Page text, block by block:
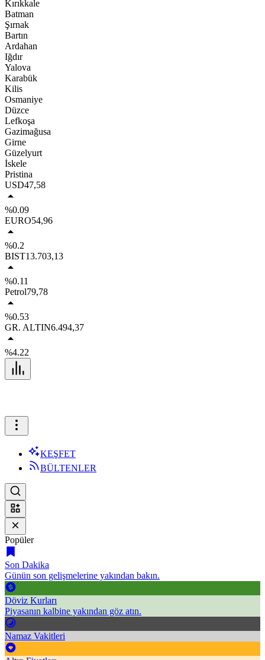
Kırıkkale
Batman
Şırnak
Bartın
Ardahan
Iğdır
Yalova
Karabük
Kilis
Osmaniye
Düzce
Lefkoşa
Gazimağusa
Girne
Güzelyurt
İskele
Pristina
USD47,58
%0.09
EURO54,96
%0.2
BIST13.703,13
%0.11
Petrol79,78
%0.53
GR. ALTIN6.494,37
%4.22
KEŞFET
BÜLTENLER
Popüler
Son Dakika
Günün son gelişmelerine yakından bakın.
Döviz Kurları
Piyasanın kalbine yakından göz atın.
Namaz Vakitleri